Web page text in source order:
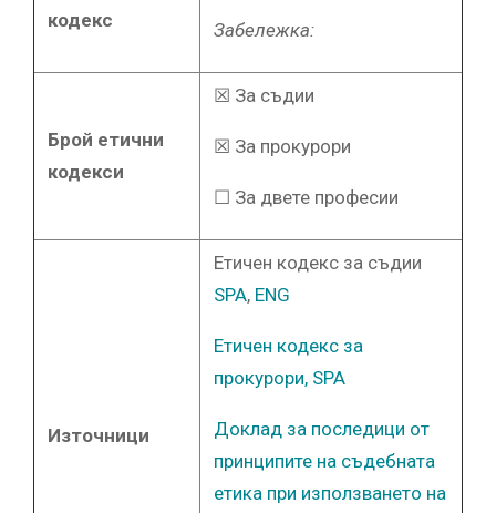
кодекс
Забележка:
Брой етични
кодекси
☒ За съдии
☒ За прокурори
☐ За двете професии
Източници
Етичен кодекс за съдии
SPA, ENG
Етичен кодекс за
прокурори, SPA
Доклад за последици от
принципите на съдебната
етика при използването на